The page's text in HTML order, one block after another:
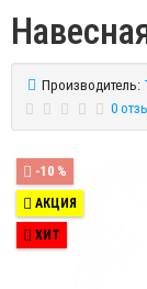
Производитель:
0
-10 %
АКЦИЯ
ХИТ